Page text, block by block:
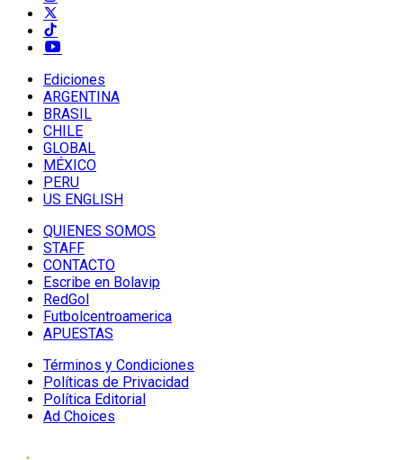
Ediciones
ARGENTINA
BRASIL
CHILE
GLOBAL
MÉXICO
PERU
US ENGLISH
QUIENES SOMOS
STAFF
CONTACTO
Escribe en Bolavip
RedGol
Futbolcentroamerica
APUESTAS
Términos y Condiciones
Políticas de Privacidad
Política Editorial
Ad Choices